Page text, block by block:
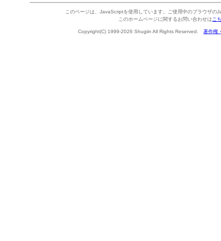
このページは、JavaScriptを使用しています。ご使用中のブラウザの
このホームページに関するお問い合わせは こ
Copyright(C) 1999-2026 Shugiin All Rights Reserved. 著作権